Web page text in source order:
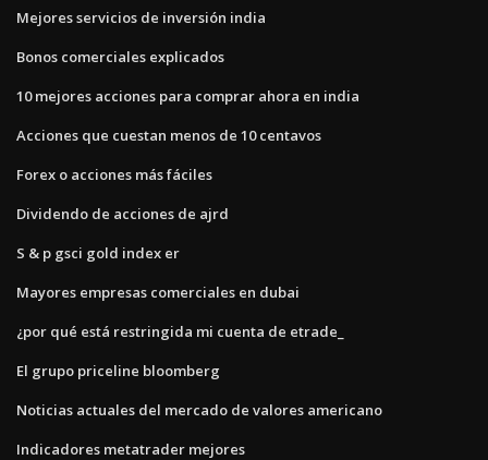
Mejores servicios de inversión india
Bonos comerciales explicados
10 mejores acciones para comprar ahora en india
Acciones que cuestan menos de 10 centavos
Forex o acciones más fáciles
Dividendo de acciones de ajrd
S & p gsci gold index er
Mayores empresas comerciales en dubai
¿por qué está restringida mi cuenta de etrade_
El grupo priceline bloomberg
Noticias actuales del mercado de valores americano
Indicadores metatrader mejores